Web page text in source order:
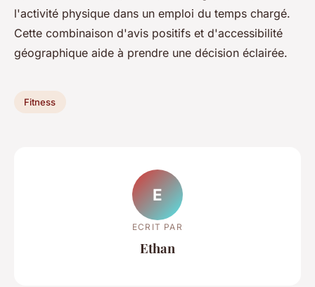
l'activité physique dans un emploi du temps chargé.
Cette combinaison d'avis positifs et d'accessibilité
géographique aide à prendre une décision éclairée.
Fitness
E
ECRIT PAR
Ethan